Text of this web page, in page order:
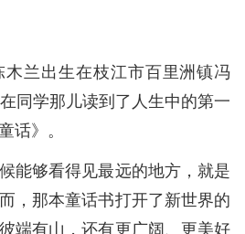
木兰出生在枝江市百里洲镇冯
同学那儿读到了人生中的第一
》。
能够看得见最远的地方，就是
，那本童话书打开了新世界的
端有山，还有更广阔、更美好